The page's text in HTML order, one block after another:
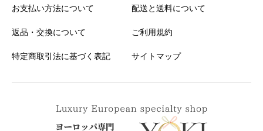
お支払い方法について 配送と送料について
返品・交換について ご利用規約
特定商取引法に基づく表記 サイトマップ